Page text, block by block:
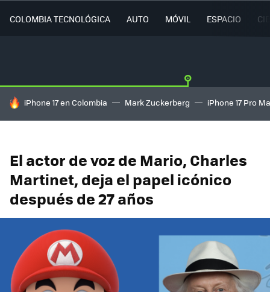
COLOMBIA TECNOLÓGICA AUTO MÓVIL ESPACIO
HOY SE HABLA DE
iPhone 17 en Colombia Mark Zuckerberg iPhone 17 Pro
El actor de voz de Mario, Charles
Martinet, deja el papel icónico
después de 27 años